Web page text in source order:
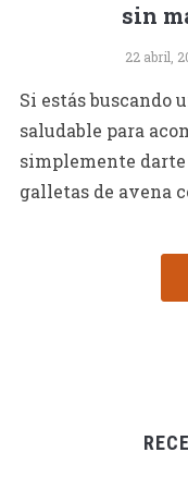
sin
22 abril,
Si estás buscando
saludable para
simplemente
galletas de avena